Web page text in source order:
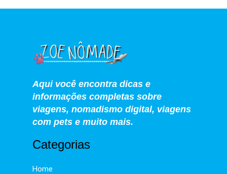
Aqui você encontra dicas e
informações completas sobre
viagens, nomadismo digital, viagens
com pets e muito mais.
Categorias
Home